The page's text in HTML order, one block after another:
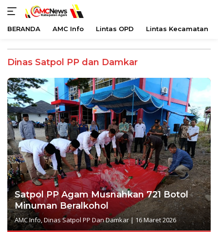
konten
BERANDA AMC Info Lintas OPD Lintas Kecamatan
Dinas Satpol PP dan Damkar
Satpol PP Agam Musnahkan 721 Botol
Minuman Beralkohol
AMC Info Dinas Satpol PP Dan Damkar| 16 Maret 2026